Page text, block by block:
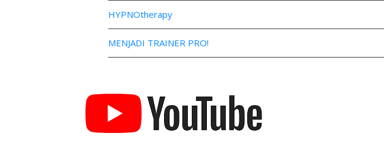
HYPNOtherapy
MENJADI TRAINER PRO!